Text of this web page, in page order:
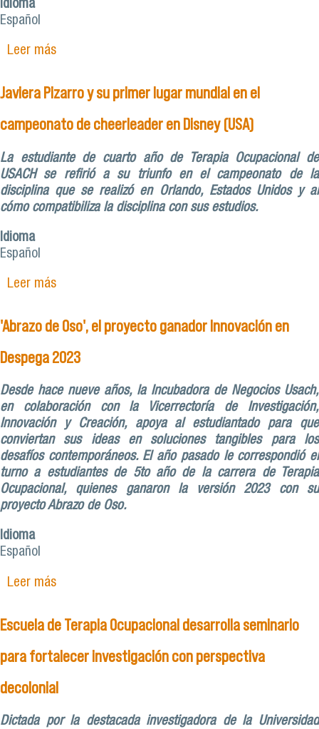
Idioma
Español
Leer mássobre El incalculable valor del intercambio
Javiera Pizarro y su primer lugar mundial en el
campeonato de cheerleader en Disney (USA)
La estudiante de cuarto año de Terapia Ocupacional de
USACH se refirió a su triunfo en el campeonato de la
disciplina que se realizó en Orlando, Estados Unidos y al
cómo compatibiliza la disciplina con sus estudios.
Idioma
Español
Leer mássobre Javiera Pizarro y su primer lugar mundial
(USA)
'Abrazo de Oso', el proyecto ganador Innovación en
Despega 2023
Desde hace nueve años, la Incubadora de Negocios Usach,
en colaboración con la Vicerrectoría de Investigación,
Innovación y Creación, apoya al estudiantado para que
conviertan sus ideas en soluciones tangibles para los
desafíos contemporáneos. El año pasado le correspondió el
turno a estudiantes de 5to año de la carrera de Terapia
Ocupacional, quienes ganaron la versión 2023 con su
proyecto Abrazo de Oso.
Idioma
Español
Leer mássobre 'Abrazo de Oso', el proyecto ganador
Escuela de Terapia Ocupacional desarrolla seminario
para fortalecer investigación con perspectiva
decolonial
Dictada por la destacada investigadora de la Universidad